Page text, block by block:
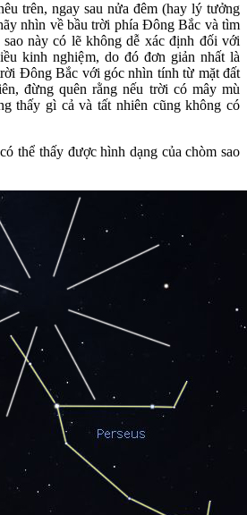
trên, ngay sau nửa đêm (hay lý tưởng
nhìn về bầu trời phía Đông Bắc và tìm
sao này có lẽ không dễ xác định đối với
kinh nghiệm, do đó đơn giản nhất là
Đông Bắc với góc nhìn tính từ mặt đất
đừng quên rằng nếu trời có mây mù
thấy gì cả và tất nhiên cũng không có
thể thấy được hình dạng của chòm sao